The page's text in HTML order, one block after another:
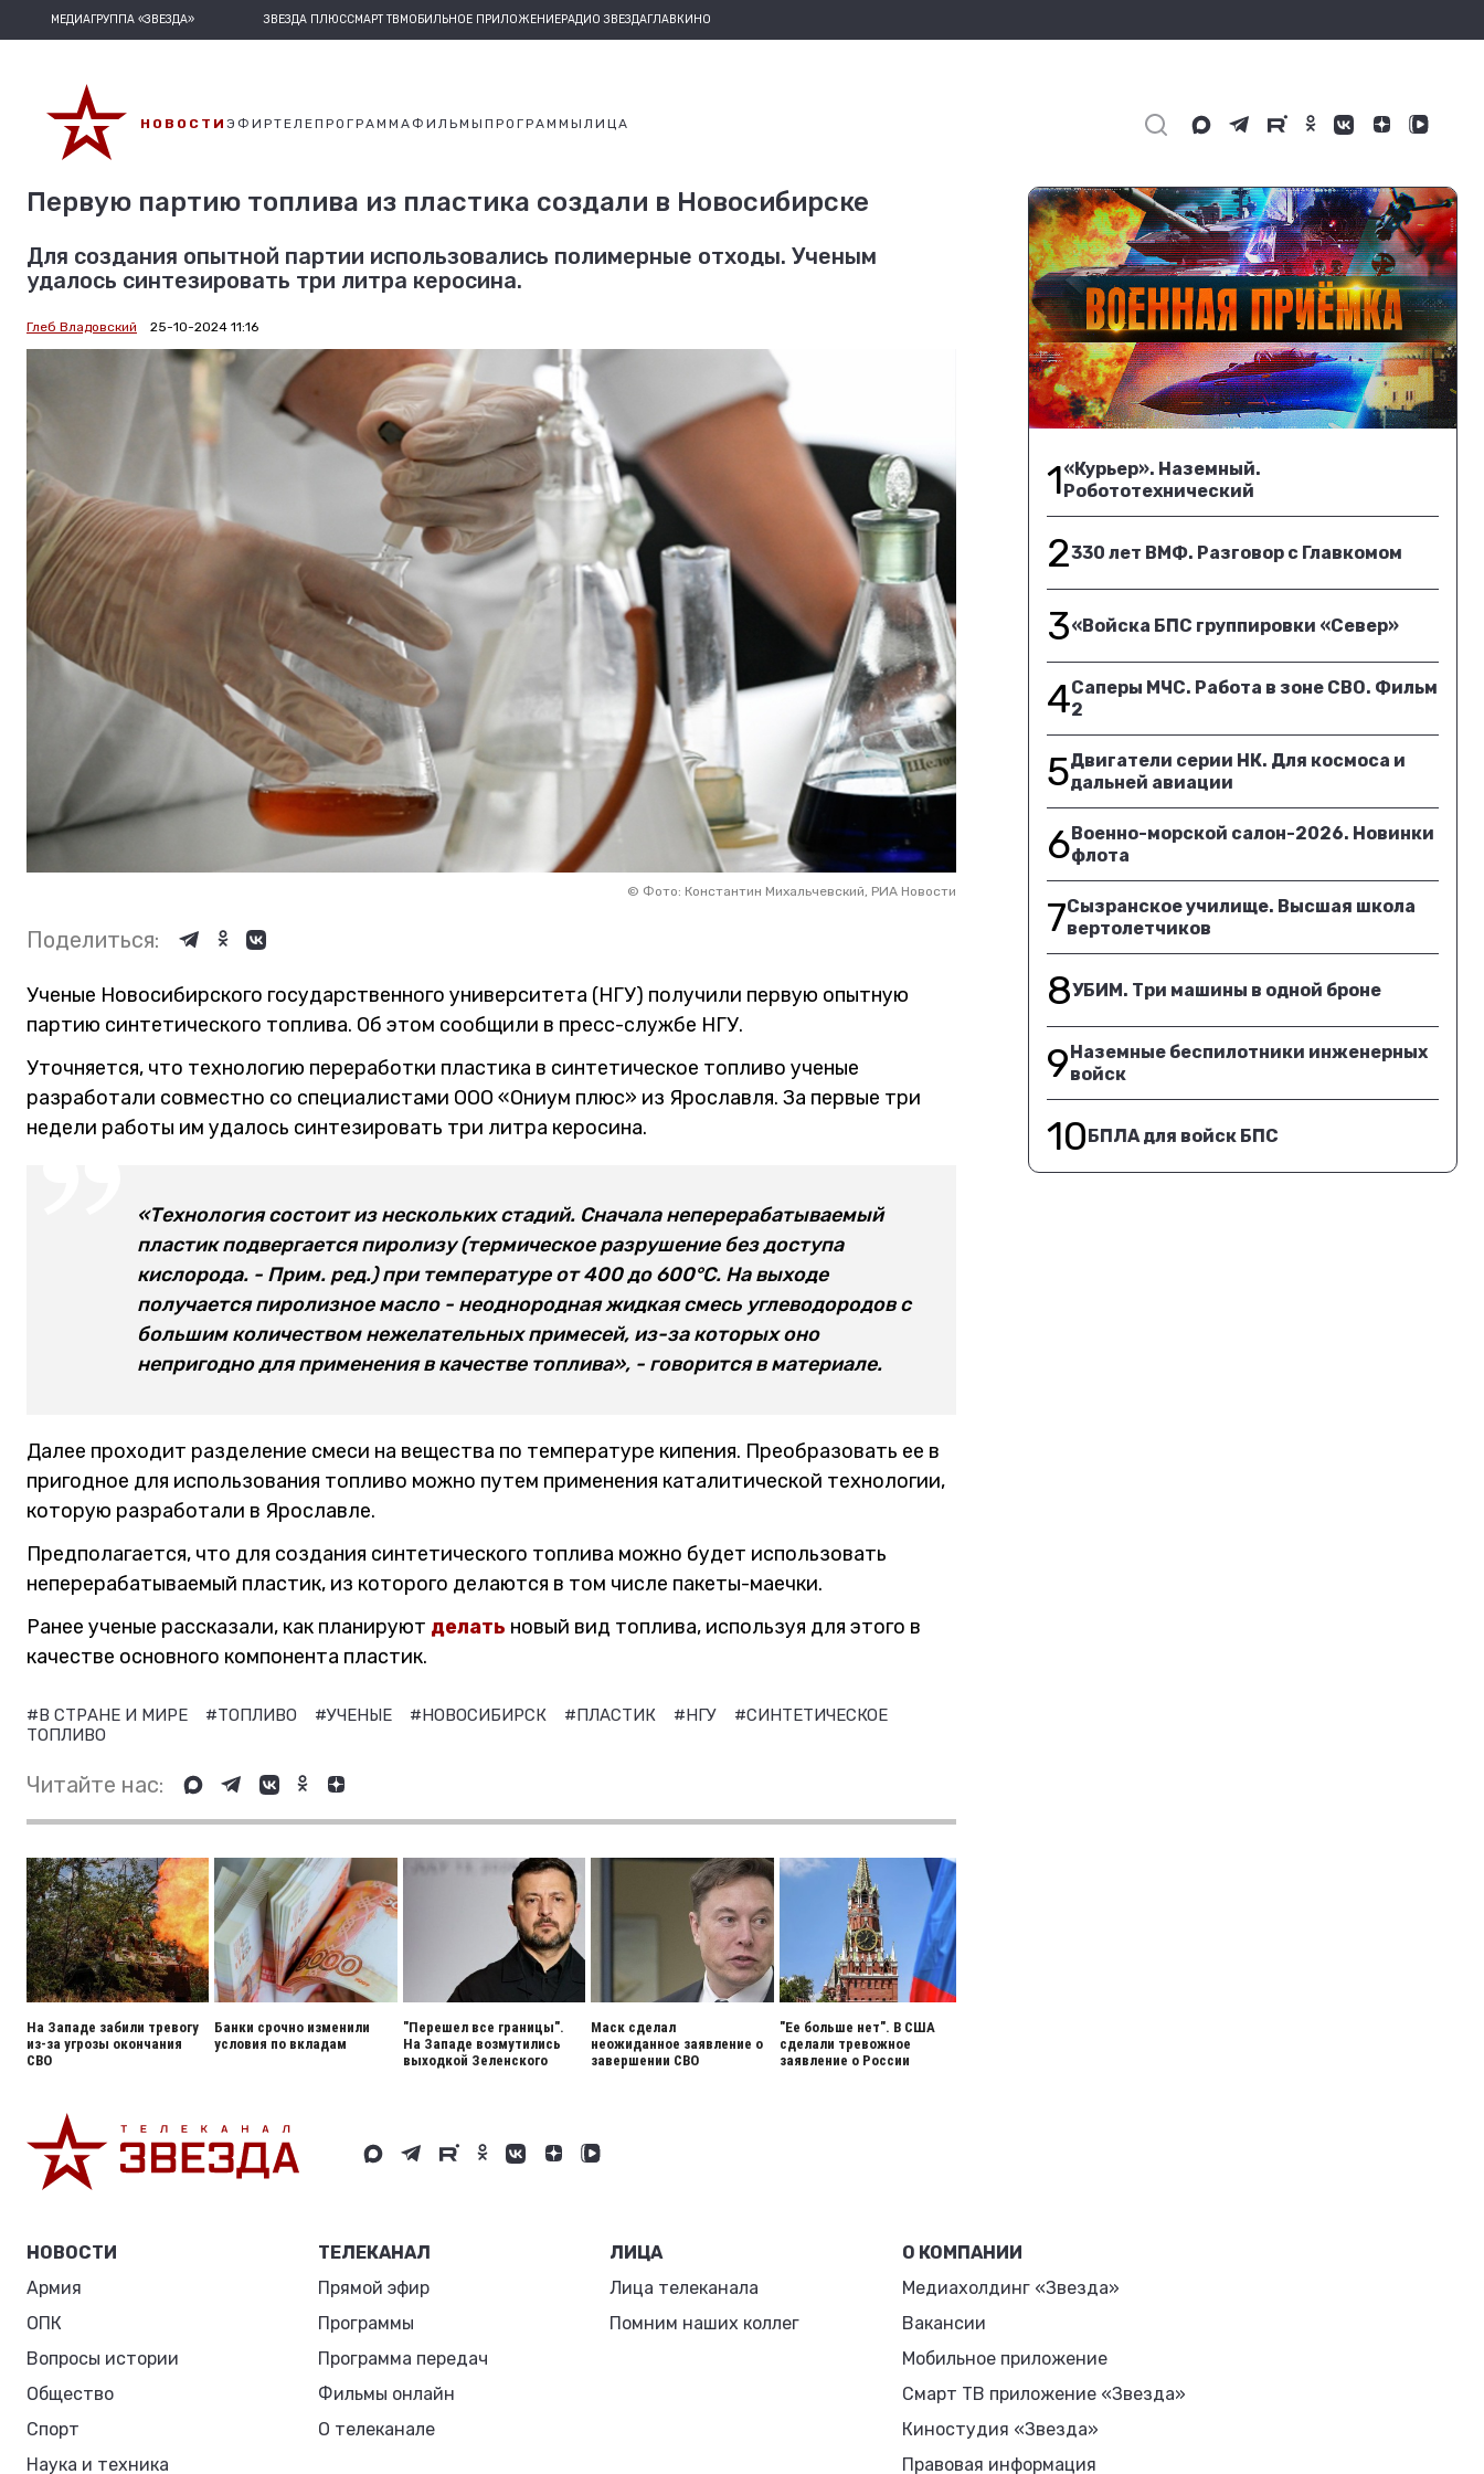
МЕДИАГРУППА «ЗВЕЗДА» ЗВЕЗДА ПЛЮССМАРТ ТВМОБИЛЬНОЕ ПРИЛОЖЕНИЕРАДИО ЗВЕЗДАГЛАВКИНО
НОВОСТИ ЭФИРТЕЛЕПРОГРАММАФИЛЬМЫ ПРОГРАММЫ ЛИЦА
Первую партию топлива из пластика создали в Новосибирске
Для создания опытной партии использовались полимерные отходы. Ученым
удалось синтезировать три литра керосина.
Глеб Владовский 25-10-2024 11:16
© Фото: Константин Михальчевский, РИА Новости
Поделиться:
Ученые Новосибирского государственного университета (НГУ) получили первую опытную
партию синтетического топлива. Об этом сообщили в пресс-службе НГУ.
Уточняется, что технологию переработки пластика в синтетическое топливо ученые
разработали совместно со специалистами ООО «Ониум плюс» из Ярославля. За первые три
недели работы им удалось синтезировать три литра керосина.
«Технология состоит из нескольких стадий. Сначала неперерабатываемый
пластик подвергается пиролизу (термическое разрушение без доступа
кислорода. - Прим. ред.) при температуре от 400 до 600°C. На выходе
получается пиролизное масло - неоднородная жидкая смесь углеводородов с
большим количеством нежелательных примесей, из-за которых оно
непригодно для применения в качестве топлива», - говорится в материале.
Далее проходит разделение смеси на вещества по температуре кипения. Преобразовать ее в
пригодное для использования топливо можно путем применения каталитической технологии,
которую разработали в Ярославле.
Предполагается, что для создания синтетического топлива можно будет использовать
неперерабатываемый пластик, из которого делаются в том числе пакеты-маечки.
Ранее ученые рассказали, как планируют делать новый вид топлива, используя для этого в
качестве основного компонента пластик.
#В СТРАНЕ И МИРЕ #ТОПЛИВО #УЧЕНЫЕ #НОВОСИБИРСК #ПЛАСТИК #НГУ
#СИНТЕТИЧЕСКОЕ
ТОПЛИВО
Читайте нас:
На Западе забили тревогу
из-за угрозы окончания
СВО
Банки срочно изменили
условия по вкладам
"Перешел все границы".
На Западе возмутились
выходкой Зеленского
Маск сделал
неожиданное заявление о
завершении СВО
"Ее больше нет". В США
сделали тревожное
заявление о России
1«Курьер». Наземный.
Робототехнический
2330 лет ВМФ. Разговор с Главкомом
3«Войска БПС группировки «Север»
4Саперы МЧС. Работа в зоне СВО. Фильм
2
5Двигатели серии НК. Для космоса и
дальней авиации
6Военно-морской салон-2026. Новинки
флота
7Сызранское училище. Высшая школа
вертолетчиков
8УБИМ. Три машины в одной броне
9Наземные беспилотники инженерных
войск
10БПЛА для войск БПС
НОВОСТИ
Армия
ОПК
Вопросы истории
Общество
Спорт
Наука и техника
ТЕЛЕКАНАЛ
Прямой эфир
Программы
Программа передач
Фильмы онлайн
О телеканале
ЛИЦА
Лица телеканала
Помним наших коллег
О КОМПАНИИ
Медиахолдинг «Звезда»
Вакансии
Мобильное приложение
Смарт ТВ приложение «Звезда»
Киностудия «Звезда»
Правовая информация